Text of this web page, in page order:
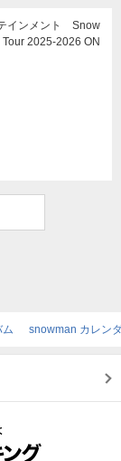
インメント Snow
2025-2026 ON
snowman カレン